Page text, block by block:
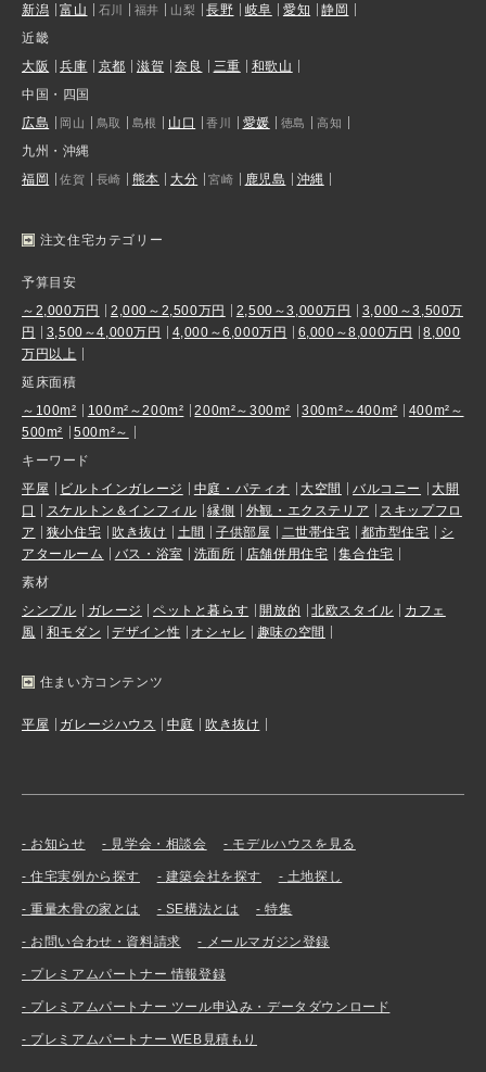
新潟
富山 石川 福井 山梨 長野 岐阜 愛知
静岡
近畿
大阪
兵庫 京都 滋賀 奈良 三重
和歌山
中国・四国
広島
岡山 鳥取 島根 山口 香川 愛媛 徳島 高知
九州・沖縄
福岡
佐賀 長崎 熊本 大分 宮崎 鹿児島 沖縄
注文住宅カテゴリー
予算目安
～2,000万円
2,000～2,500万円 2,500～3,000万円
3,000～3,500万
円
3,500～4,000万円 4,000～6,000万円 6,000～8,000万円
8,000
万円以上
延床面積
～100m²
100m²～200m² 200m²～300m² 300m²～400m²
400m²～
500m²
500m²～
キーワード
平屋
ビルトインガレージ 中庭・パティオ 大空間 バルコニー
大開
口
スケルトン＆インフィル 縁側 外観・エクステリア
スキップフロ
ア
狭小住宅 吹き抜け 土間 子供部屋 二世帯住宅 都市型住宅
シ
アタールーム
バス・浴室 洗面所 店舗併用住宅
集合住宅
素材
シンプル
ガレージ ペットと暮らす 開放的 北欧スタイル
カフェ
風
和モダン デザイン性 オシャレ 趣味の空間
住まい方コンテンツ
平屋 ガレージハウス 中庭 吹き抜け
お知らせ 見学会・相談会 モデルハウスを見る
住宅実例から探す 建築会社を探す 土地探し
重量木骨の家とは SE構法とは 特集
お問い合わせ・資料請求 メールマガジン登録
プレミアムパートナー 情報登録
プレミアムパートナー ツール申込み・データダウンロード
プレミアムパートナー WEB見積もり